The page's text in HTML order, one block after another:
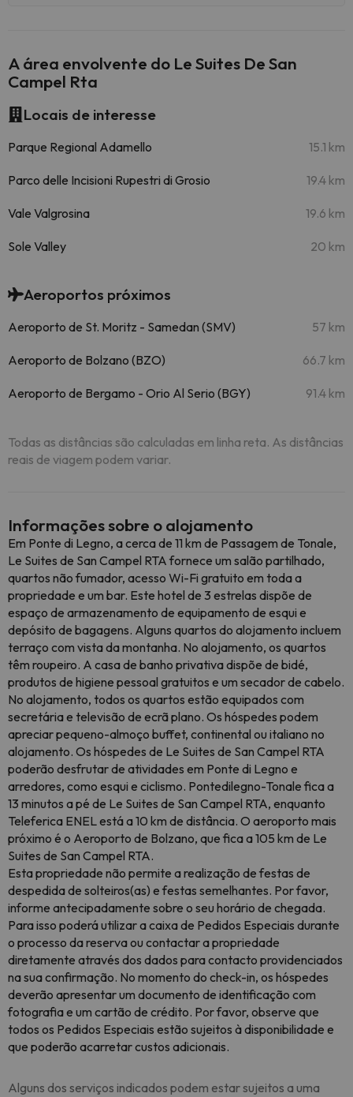
A área envolvente do Le Suites De San
Campel Rta
Locais de interesse
Parque Regional Adamello 15.1 km
Parco delle Incisioni Rupestri di Grosio 19.4 km
Vale Valgrosina 19.6 km
Sole Valley 20 km
Aeroportos próximos
Aeroporto de St. Moritz - Samedan (SMV) 57 km
Aeroporto de Bolzano (BZO) 66.7 km
Aeroporto de Bergamo - Orio Al Serio (BGY) 91.4 km
Todas as distâncias são calculadas em linha reta. As distâncias
reais de viagem podem variar.
Informações sobre o alojamento
Em Ponte di Legno, a cerca de 11 km de Passagem de Tonale,
Le Suites de San Campel RTA fornece um salão partilhado,
quartos não fumador, acesso Wi-Fi gratuito em toda a
propriedade e um bar. Este hotel de 3 estrelas dispõe de
espaço de armazenamento de equipamento de esqui e
depósito de bagagens. Alguns quartos do alojamento incluem
terraço com vista da montanha. No alojamento, os quartos
têm roupeiro. A casa de banho privativa dispõe de bidé,
produtos de higiene pessoal gratuitos e um secador de cabelo.
No alojamento, todos os quartos estão equipados com
secretária e televisão de ecrã plano. Os hóspedes podem
apreciar pequeno-almoço buffet, continental ou italiano no
alojamento. Os hóspedes de Le Suites de San Campel RTA
poderão desfrutar de atividades em Ponte di Legno e
arredores, como esqui e ciclismo. Pontedilegno-Tonale fica a
13 minutos a pé de Le Suites de San Campel RTA, enquanto
Teleferica ENEL está a 10 km de distância. O aeroporto mais
próximo é o Aeroporto de Bolzano, que fica a 105 km de Le
Suites de San Campel RTA.
Esta propriedade não permite a realização de festas de
despedida de solteiros(as) e festas semelhantes. Por favor,
informe antecipadamente sobre o seu horário de chegada.
Para isso poderá utilizar a caixa de Pedidos Especiais durante
o processo da reserva ou contactar a propriedade
diretamente através dos dados para contacto providenciados
na sua confirmação. No momento do check-in, os hóspedes
deverão apresentar um documento de identificação com
fotografia e um cartão de crédito. Por favor, observe que
todos os Pedidos Especiais estão sujeitos à disponibilidade e
que poderão acarretar custos adicionais.
Alguns dos serviços indicados podem estar sujeitos a uma